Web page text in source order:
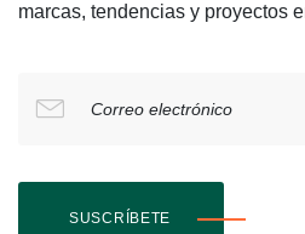
marcas, tendencias y proyectos
Correo electrónico
SUSCRÍBETE